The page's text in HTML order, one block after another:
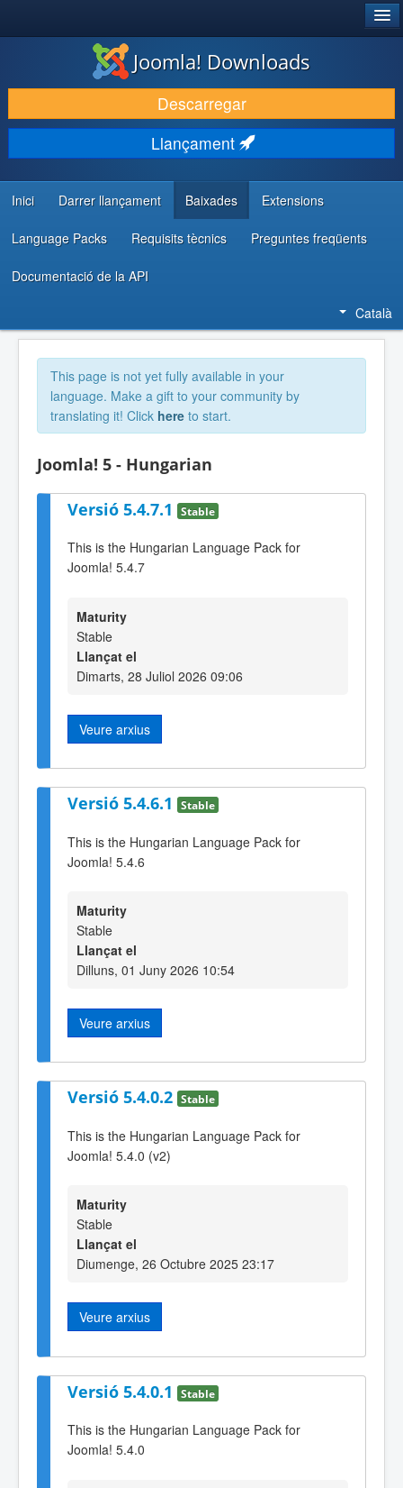
DESCARREGA & AMPLIA
DESCOBRIR & APRENDRE
COMUNITAT & SUPORT
RECURSOS PER DESENVOLUPADORS/ES
Joomla! Downloads
Descarregar
Llançament
Inici Darrer llançament Baixades Extensions
Language Packs Requisits tècnics Preguntes freqüents
Documentació de la API
Català
This page is not yet fully available in your
language. Make a gift to your community by
translating it! Click here to start.
Joomla! 5 - Hungarian
Versió 5.4.7.1 Stable
This is the Hungarian Language Pack for
Joomla! 5.4.7
Maturity
Stable
Llançat el
Dimarts, 28 Juliol 2026 09:06
Veure arxius
Versió 5.4.6.1 Stable
This is the Hungarian Language Pack for
Joomla! 5.4.6
Maturity
Stable
Llançat el
Dilluns, 01 Juny 2026 10:54
Veure arxius
Versió 5.4.0.2 Stable
This is the Hungarian Language Pack for
Joomla! 5.4.0 (v2)
Maturity
Stable
Llançat el
Diumenge, 26 Octubre 2025 23:17
Veure arxius
Versió 5.4.0.1 Stable
This is the Hungarian Language Pack for
Joomla! 5.4.0